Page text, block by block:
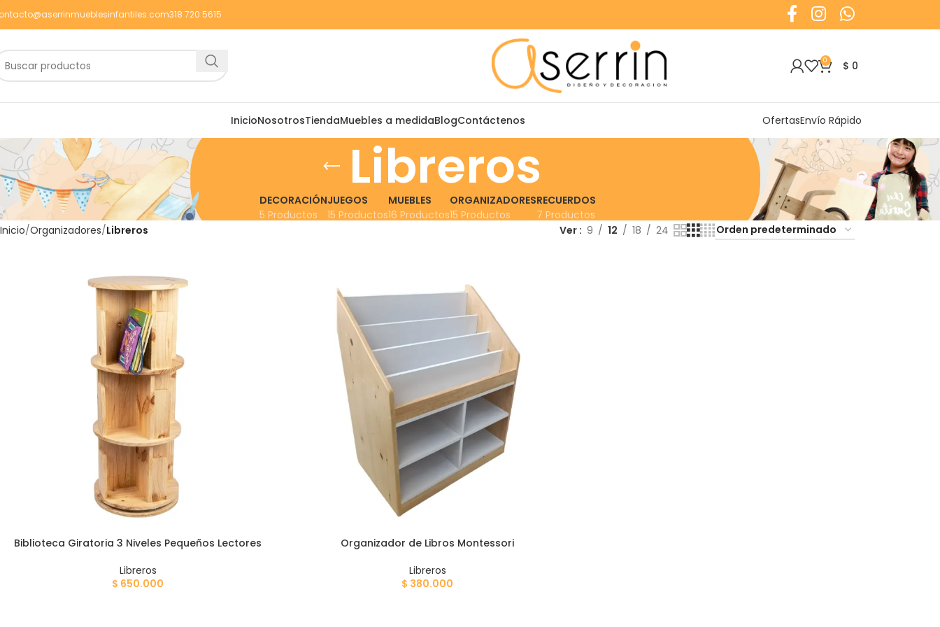
318 720 5615
0 $ 0
InicioNosotrosTiendaMuebles a medidaBlogContáctenos OfertasEnvío Rápido
Libreros
DECORACIÓN
5 Productos
JUEGOS
15 Productos
MUEBLES
16 Productos
ORGANIZADORES
15 Productos
RECUERDOS
7 Productos
Inicio Organizadores Libreros Ver 9 12 18 24
Biblioteca Giratoria 3 Niveles Pequeños Lectores
Libreros
$ 650.000
Organizador de Libros Montessori
Libreros
$ 380.000